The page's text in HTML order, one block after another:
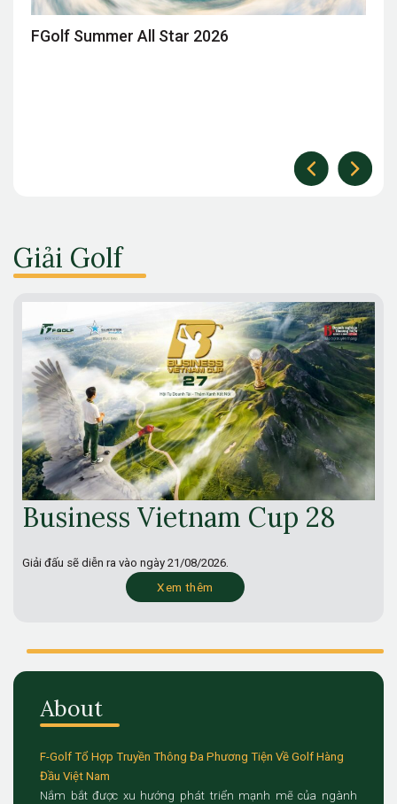
Summer All Star 2026
Giải Golf
Business Vietnam Cup 28
Giải đấu sẽ diễn ra vào ngày 21/08/2026.
Xem thêm
About
F-Golf Tổ Hợp Truyền Thông Đa Phương Tiện Về Golf Hàng
Đầu Việt Nam
Nắm bắt được xu hướng phát triển mạnh mẽ của ngành